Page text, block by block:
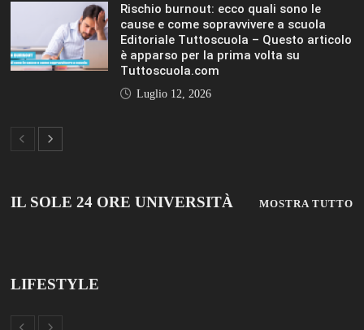
Rischio burnout: ecco quali sono le
cause e come sopravvivere a scuola
Editoriale Tuttoscuola – Questo articolo
è apparso per la prima volta su
Tuttoscuola.com
Luglio 12, 2026
IL SOLE 24 ORE UNIVERSITÀ MOSTRA TUTTO
LIFESTYLE